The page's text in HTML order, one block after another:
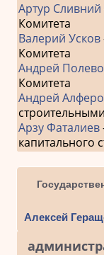
Артур Сливний
Комитета
Валерий Усков
Комитета
Андрей
Комитета
Андрей
Арзу Фаталиев
капитального
Алексей